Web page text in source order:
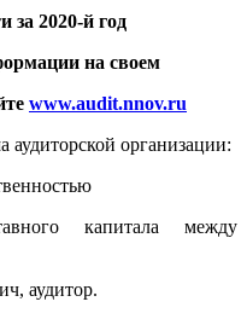
за 2020-й год
на своем
www.audit.nnov.ru
аудиторской организации:
капитала между
аудитор.